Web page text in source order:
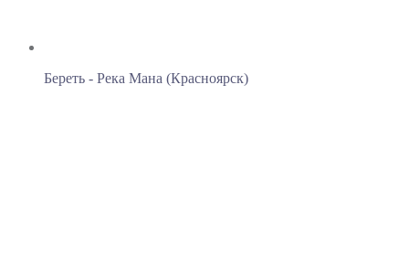
Береть - Река Мана (Красноярск)